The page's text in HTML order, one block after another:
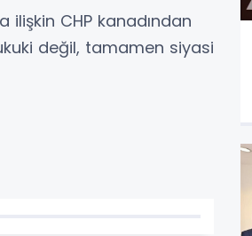
ilişkin CHP kanadından
değil, tamamen siyasi